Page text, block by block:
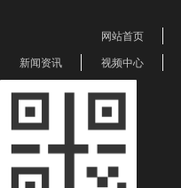
网站首页
新闻资讯 视频中心